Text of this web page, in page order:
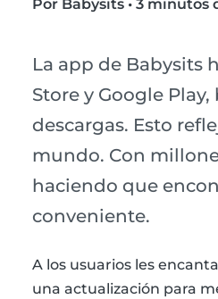
Por Babysits • 3 minutos
La app de Babysits
Store y Google
descargas. Esto
mundo. Con
haciendo que
conveniente.
A los usuarios les
una actualización para